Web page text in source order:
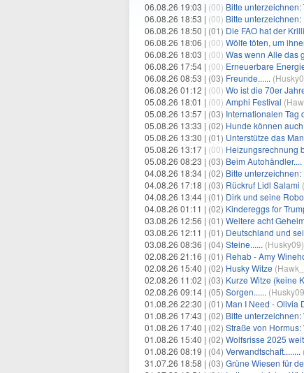
06.08.26 19:03 | (00) Bitte
06.08.26 18:53 | (00) Bitte
06.08.26 18:50 | (01) Die FAO hat der
06.08.26 18:06 | (00) Wölfe töten, um
06.08.26 18:03 | (00) Was wenn Alle das
06.08.26 17:54 | (00) Erneuerbare
06.08.26 08:53 | (03) Freunde...... (
06.08.26 01:12 | (00) Wo ist die 70er
05.08.26 18:01 | (00) Amphi Festival (
05.08.26 13:57 | (03) Internationalen Tag
05.08.26 13:33 | (02) Hunde können
05.08.26 13:30 | (01) Unterstütze das
05.08.26 13:17 | (00) Heizungsrechnung
05.08.26 08:23 | (03) Beim Autohändler....
04.08.26 18:34 | (02) Bitte
04.08.26 17:18 | (03) Rückruf Lidl Salami (
04.08.26 13:44 | (01) Dirk und seine
04.08.26 01:11 | (02) Kindereggs for
03.08.26 12:56 | (01) Weitere acht
03.08.26 12:11 | (01) Deutschland und
03.08.26 08:36 | (04) Steine...... (Husky09)
02.08.26 21:16 | (01) Rehab - Amy
02.08.26 15:40 | (02) Husky Witze (
02.08.26 11:02 | (03) Kurze Witze (keine
02.08.26 09:14 | (05) Sorgen...... (Husky09
01.08.26 22:30 | (01) Man I Need - Olivia
01.08.26 17:43 | (02) Bitte
01.08.26 17:40 | (02) Straße von
01.08.26 15:40 | (02) Wolfsrisse 2025
01.08.26 08:19 | (04) Verwandtschaft........
31.07.26 18:58 | (03) Grüne Wiesen für